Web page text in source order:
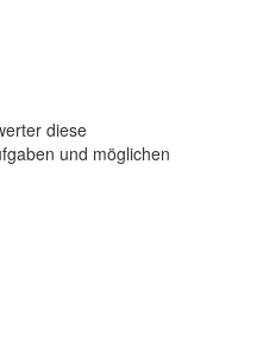
diese
und möglichen